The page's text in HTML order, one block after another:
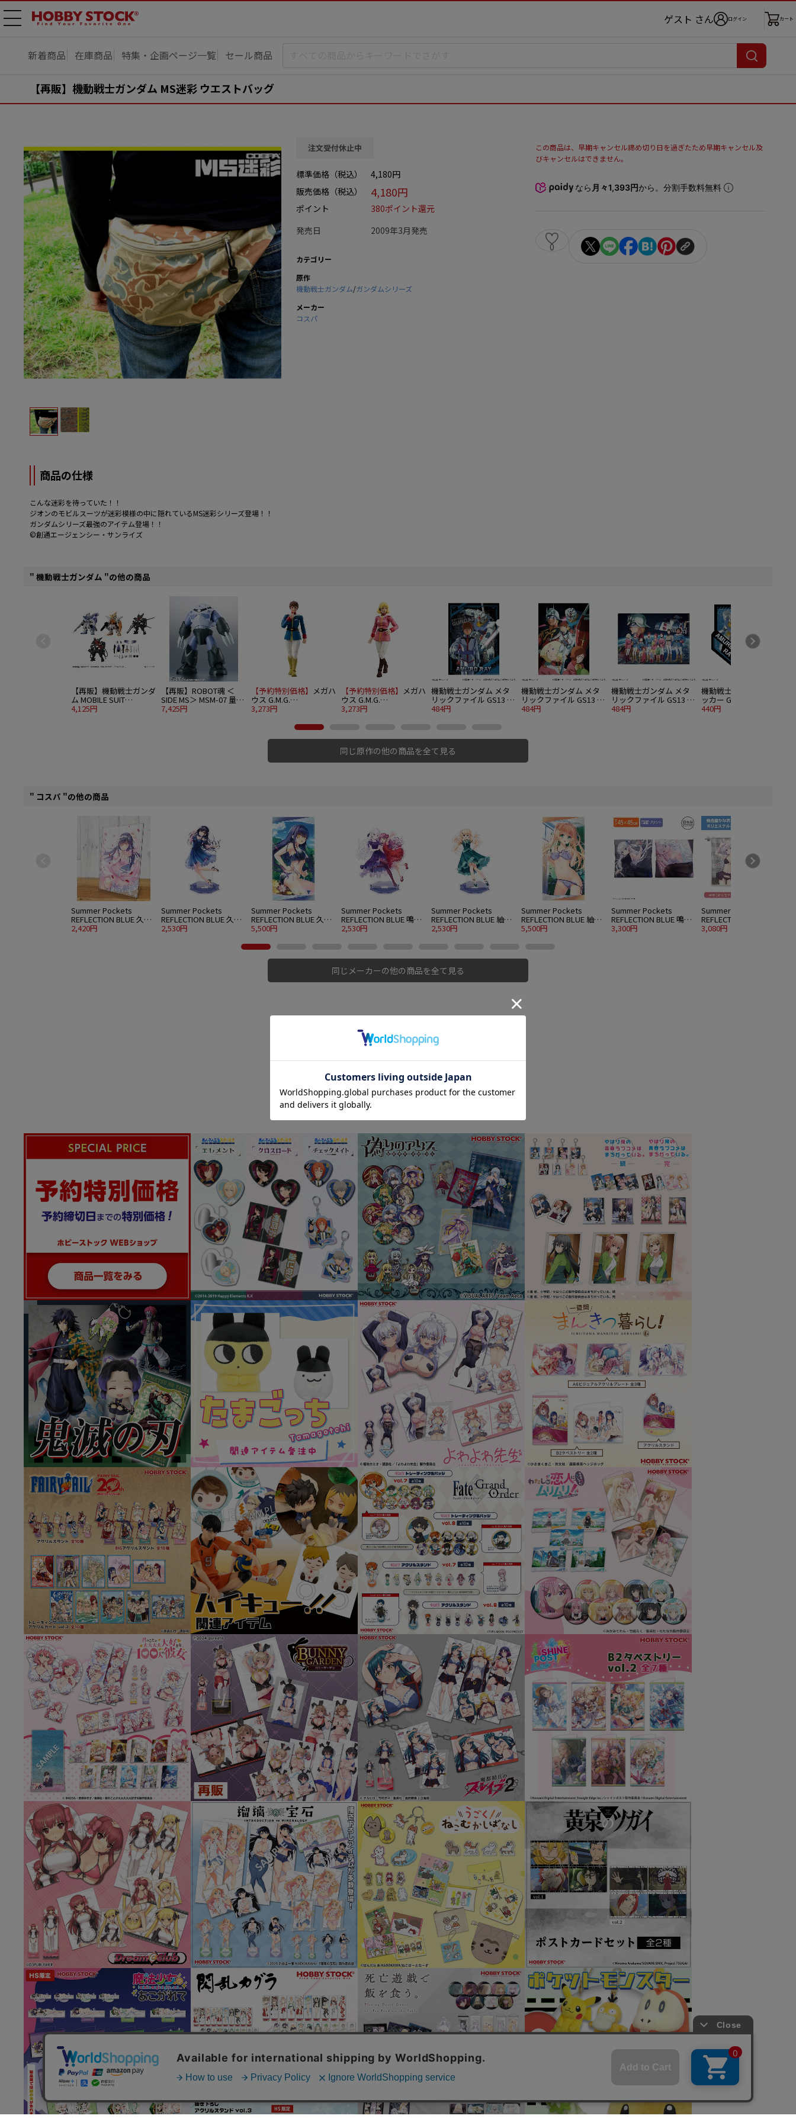
メニ
ゲスト さん ログイン カート
新着商品 在庫商品 特集・企画ページ一覧 セール商品
【再販】機動戦士ガンダム MS迷彩 ウエストバッグ
注文受付休止中
標準価格（税込）
4,180円
販売価格（税込）
4,180円
ポイント
380ポイント還元
発売日
2009年3月発売
カテゴリー
原作
機動戦士ガンダム/ガンダムシリーズ
メーカー
コスパ
この商品は、早期キャンセル締め切り日を過ぎたため早期キャンセル及
びキャンセルはできません。
なら 月々1,393円から。分割手数料無料
0
商品の仕様
こんな迷彩を待っていた！！
ジオンのモビルスーツが迷彩模様の中に隠れているMS迷彩シリーズ登場！！
ガンダムシリーズ最強のアイテム登場！！
©創通エージェンシー・サンライズ
" 機動戦士ガンダム "の他の商品
【再販】機動戦士ガンダ
ム MOBILE SUIT
ENSEMBLE 16 10個入り
4,125円
【再販】ROBOT魂 ＜
SIDE MS＞ MSM-07 量産
型ズゴック ver.
7,425円
【予約特別価格】 メガハ
ウス G.M.G.
COLLECTION 16 機動戦
アムロ・レイ制服Ver.
3,273円
【予約特別価格】 メガハ
ウス G.M.G.
COLLECTION 17 機動戦
3,273円
機動戦士ガンダム メタ
リックファイル GS13 ア
ムロ・レイ
484円
機動戦士ガンダム メタ
リックファイル GS13 キ
ーヴィジュアルA
484円
機動戦士ガンダム メタ
リックファイル GS13 キ
ーヴィジュアルB
484円
機動戦士ガンダム ステ
ッカー GS13 アムロ・レ
イ
440円
同じ原作の他の商品を全て見る
" コスパ "の他の商品
Summer Pockets
REFLECTION BLUE 久島
鴎 アクリルアートスタ
2,420円
Summer Pockets
REFLECTION BLUE 久島
鴎 アクリルスタンド 大
2,530円
Summer Pockets
REFLECTION BLUE 久島
鴎 120cmビッグタオル
5,500円
Summer Pockets
REFLECTION BLUE 鳴瀬
しろは＆加藤うみ アク
2,530円
Summer Pockets
REFLECTION BLUE 紬ヴ
ェンダース アクリルス
2,530円
Summer Pockets
REFLECTION BLUE 紬ヴ
ェンダース 120cmビッ
5,500円
Summer Pockets
REFLECTION BLUE 鳴瀬
しろは 両面プリントク
3,300円
Summer Pockets
REFLECTION BLUE 鳴瀬
しろは ハイブリッドフ
3,080円
同じメーカーの他の商品を全て見る